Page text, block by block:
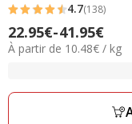
4.7
étoiles
avec
avis
4.7(138)
Prix
de
22.95€-41.95€
10.48€
À partir de 10.48€ / kg